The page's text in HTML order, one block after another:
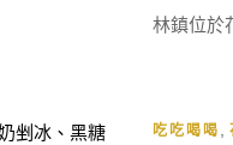
林鎮位於
吃吃喝喝